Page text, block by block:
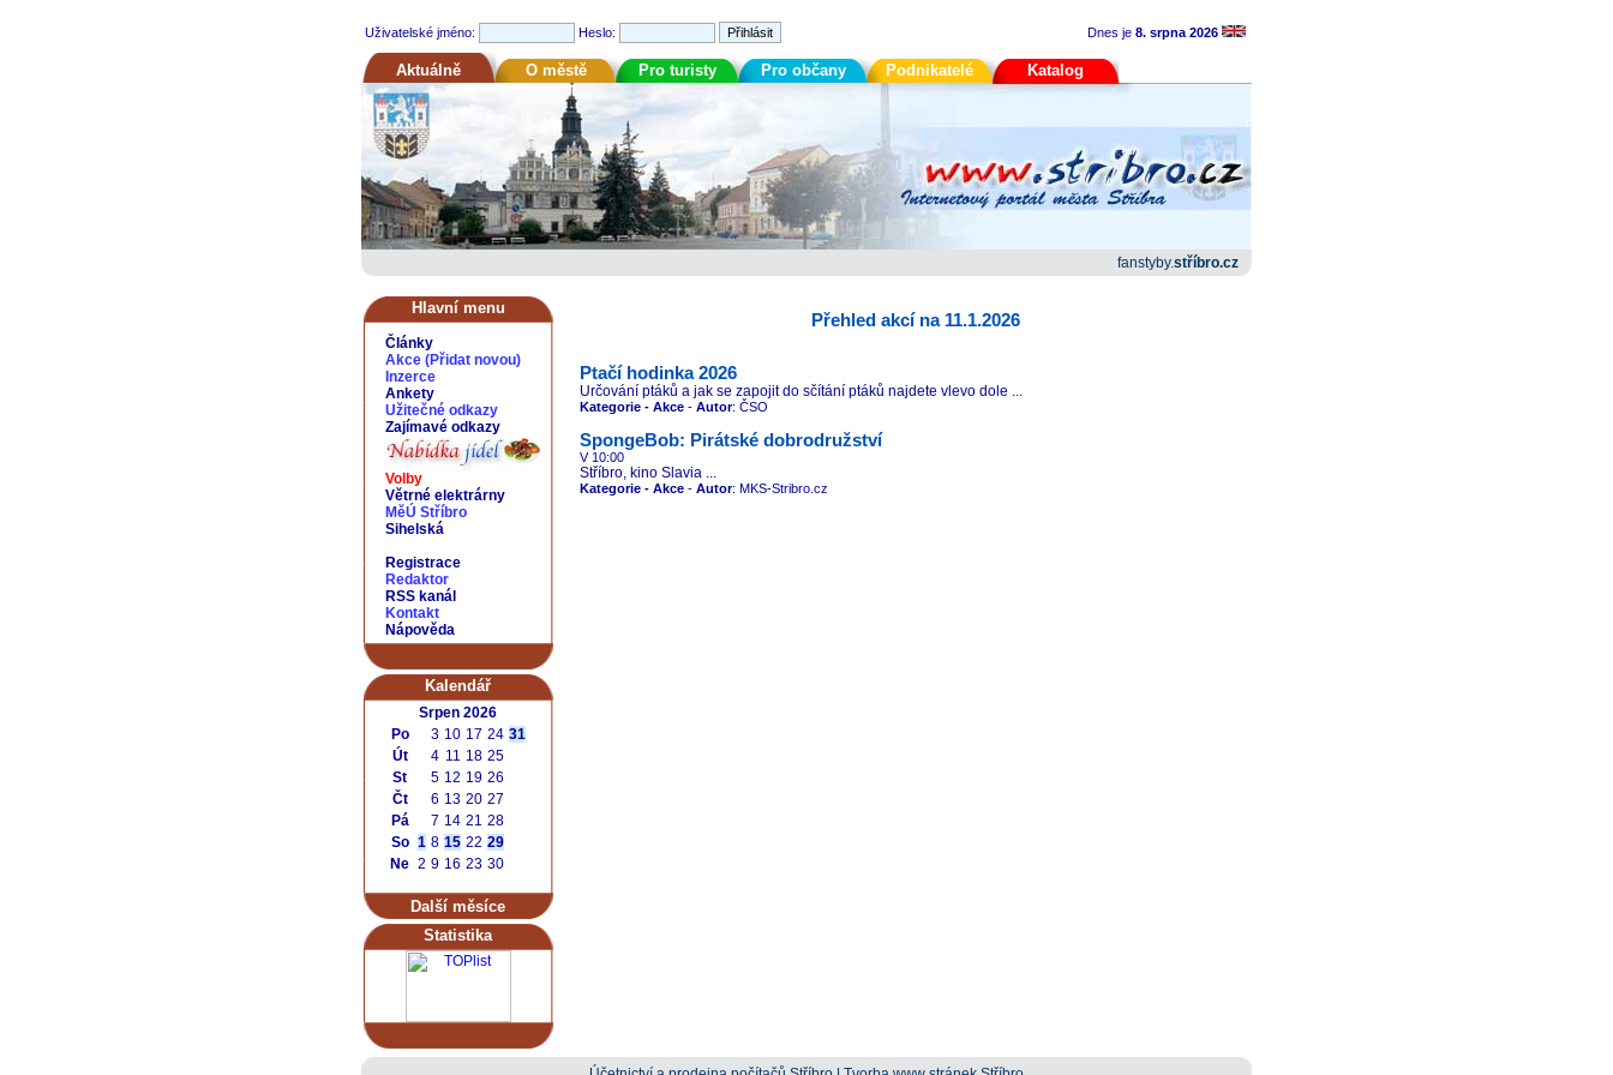
Uživatelské jméno: Heslo: Dnes je 8. srpna 2026
Aktuálně O městě Pro turisty Pro občany Podnikatelé Katalog
fanstyby.stříbro.cz
Hlavní menu
Články
Akce (Přidat novou)
Inzerce
Ankety
Užitečné odkazy
Zajímavé odkazy
Volby
Větrné elektrárny
MěÚ Stříbro
Sihelská
Registrace
Redaktor
RSS kanál
Kontakt
Nápověda
Kalendář
Srpen 2026
Po
3 10 17 24 31
Út
4 11 18 25
St
5 12 19 26
Čt
6 13 20 27
Pá
7 14 21 28
So 1 8 15 22 29
Ne 2 9 16 23 30
Další měsíce
Statistika
Přehled akcí na 11.1.2026
Ptačí hodinka 2026
Určování ptáků a jak se zapojit do sčítání ptáků najdete vlevo dole ...
Kategorie - Akce - Autor: ČSO
SpongeBob: Pirátské dobrodružství
V 10:00
Stříbro, kino Slavia ...
Kategorie - Akce - Autor: MKS-Stribro.cz